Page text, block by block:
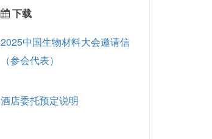
下载
2025中国生物材料大会邀请信
（参会代表）
酒店委托预定说明